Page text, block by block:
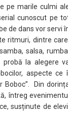
pe marile culmi
cunoscut pe
de dans vor servi
ritmuri, dintre
salsa,
probă la alegere
aspecte ce
Boboc”. Din
întreg
susținute de